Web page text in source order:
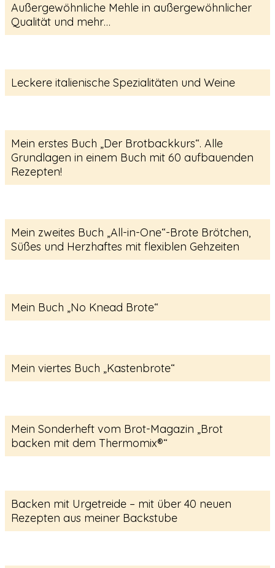
Außergewöhnliche Mehle in außergewöhnlicher
Qualität und mehr…
Leckere italienische Spezialitäten und Weine
Mein erstes Buch „Der Brotbackkurs“. Alle
Grundlagen in einem Buch mit 60 aufbauenden
Rezepten!
Mein zweites Buch „All-in-One“-Brote Brötchen,
Süßes und Herzhaftes mit flexiblen Gehzeiten
Mein Buch „No Knead Brote“
Mein viertes Buch „Kastenbrote“
Mein Sonderheft vom Brot-Magazin „Brot
backen mit dem Thermomix®“
Backen mit Urgetreide – mit über 40 neuen
Rezepten aus meiner Backstube